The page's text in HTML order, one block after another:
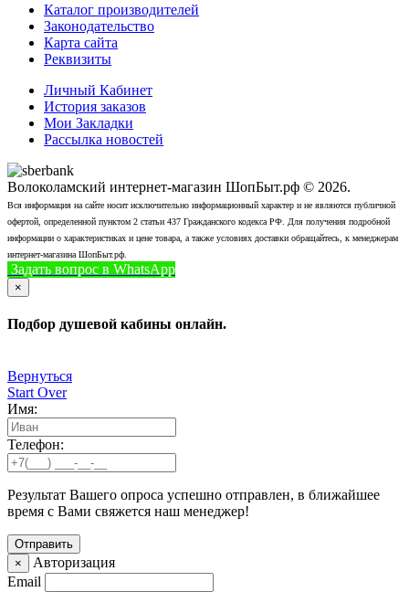
Каталог производителей
Законодательство
Карта сайта
Реквизиты
Личный Кабинет
История заказов
Мои Закладки
Рассылка новостей
Волоколамский интернет-магазин ШопБыт.рф © 2026.
Вся информация на сайте носит исключительно информационный характер и не являются публичной
офертой, определенной пунктом 2 статьи 437 Гражданского кодекса РФ. Для получения подробной
информации о характеристиках и цене товара, а также условиях доставки обращайтесь, к менеджерам
интернет-магазина ШопБыт.рф.
Задать вопрос в WhatsApp
×
Подбор душевой кабины онлайн.
Вернуться
Start Over
Имя:
Телефон:
Результат Вашего опроса успешно отправлен, в ближайшее
время с Вами свяжется наш менеджер!
×
Авторизация
Email